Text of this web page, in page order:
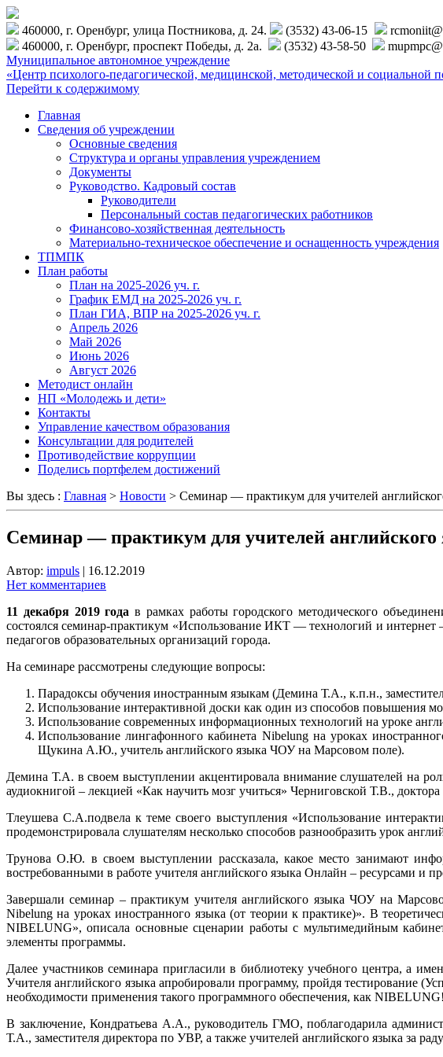
460000, г. Оренбург, улица Постникова, д. 24. (3532) 43-06-15
460000, г. Оренбург, проспект Победы, д. 2а.
(3532) 43-58-50
Муниципальное автономное учреждение
«Центр психолого-педагогической, медицинской, методической и
Перейти к содержимому
Главная
Сведения об учреждении
Основные сведения
Структура и органы управления учреждением
Документы
Руководство. Кадровый состав
Руководители
Персональный состав педагогических работников
Финансово-хозяйственная деятельность
Материально-техническое обеспечение и оснащенность учреждения
ТПМПК
План работы
План на 2025-2026 уч. г.
График ЕМД на 2025-2026 уч. г.
План ГИА, ВПР на 2025-2026 уч. г.
Апрель 2026
Май 2026
Июнь 2026
Август 2026
Методист онлайн
НП «Молодежь и дети»
Контакты
Управление качеством образования
Консультации для родителей
Противодействие коррупции
Поделись портфелем достижений
Вы здесь : Главная > Новости > Семинар — практикум для учителей
Семинар — практикум для учителей
Автор: impuls | 16.12.2019
Нет комментариев
11 декабря 2019 года в рамках работы городского методического
состоялся семинар-практикум «Использование ИКТ — технологий и интернет
педагогов образовательных организаций города.
На семинаре рассмотрены следующие вопросы:
Парадоксы обучения иностранным языкам (Демина Т.А., к.п.н.,
Использование интерактивной доски как один из способов
Использование современных информационных технологий на уроке
Использование лингафонного кабинета Nibelung на уроках
Щукина А.Ю., учитель английского языка ЧОУ на Марсовом поле).
Демина Т.А. в своем выступлении акцентировала внимание слушателей на
аудиокнигой – лекцией «Как научить мозг учиться» Черниговской Т.В.,
Тлеушева С.А.подвела к теме своего выступления «Использование
продемонстрировала слушателям несколько способов разнообразить урок
Трунова О.Ю. в своем выступлении рассказала, какое место занимают
востребованными в работе учителя английского языка Онлайн – ресурсами и
Завершали семинар – практикум учителя английского языка ЧОУ на
Nibelung на уроках иностранного языка (от теории к практике)». В
NIBELUNG», описала основные сценарии работы с мультимедийным
элементы программы.
Далее участников семинара пригласили в библиотеку учебного центра, а
Учителя английского языка апробировали программу, пройдя тестирование
необходимости применения такого программного обеспечения, как NIBELUNG!
В заключение, Кондратьева А.А., руководитель ГМО, поблагодарила
Т.А., заместителя директора по УВР, а также учителей английского языка за